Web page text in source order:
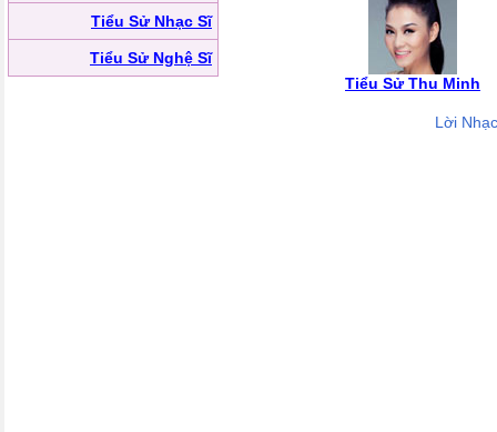
Tiểu Sử Nhạc Sĩ
Tiểu Sử Nghệ Sĩ
Tiểu Sử Thu Minh
Lời